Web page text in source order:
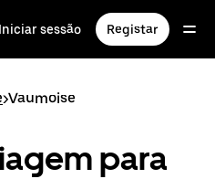
Iniciar sessão Registar
>Vaumoise
para